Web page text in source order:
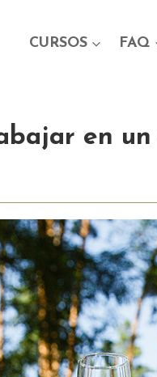
CURSOS FAQ
en un